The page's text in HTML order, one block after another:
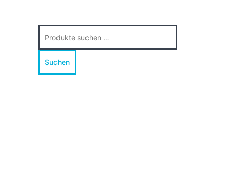
nach:
Suchen